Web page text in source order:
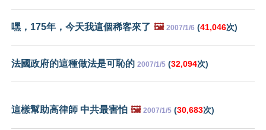
嘿，175年，今天我這個稀客來了 🖼️ 2007/1/6 (41,046次)
法國政府的這種做法是可恥的 2007/1/5 (32,094次)
這樣幫助高律師 中共最害怕 🖼️ 2007/1/5 (30,683次)